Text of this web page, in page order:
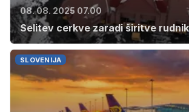
08. 08. 2025 07.00
Selitev cerkve zaradi širitve
SLOVENIJA